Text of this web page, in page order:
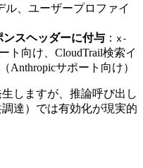
ル、ユーザープロファイ
スヘッダーに付与 ： x-
ト向け、CloudTrail検索イ
（Anthropicサポート向け）
しますが、推論呼び出し
達）では有効化が現実的